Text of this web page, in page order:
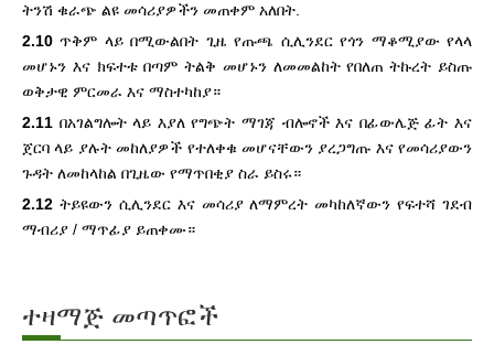
ትንሽ ቁራጭ ልዩ መሳሪያዎችን መጠቀም አለበት.
2.10 ጥቅም ላይ በሚውልበት ጊዜ የጡጫ ሲሊንደር የጎን ማቆሚያው የላላ
መሆኑን እና ክፍተቱ በጣም ትልቅ መሆኑን ለመመልከት የበለጠ ትኩረት ይስጡ
ወቅታዊ ምርመራ እና ማስተካከያ።
2.11 በአገልግሎት ላይ እያለ የግጭት ማገጃ ብሎኖች እና በፊውሌጅ ፊት እና
ጀርባ ላይ ያሉት መከለያዎች የተለቀቁ መሆናቸውን ያረጋግጡ እና የመሳሪያውን
ጉዳት ለመከላከል በጊዜው የማጥበቂያ ስራ ይስሩ።
2.12 ትይዩውን ሲሊንደር እና መሳሪያ ለማምረት መካከለኛውን የፍተሻ ገደብ
ማብሪያ / ማጥፊያ ይጠቀሙ።
ተዛማጅ መጣጥፎች